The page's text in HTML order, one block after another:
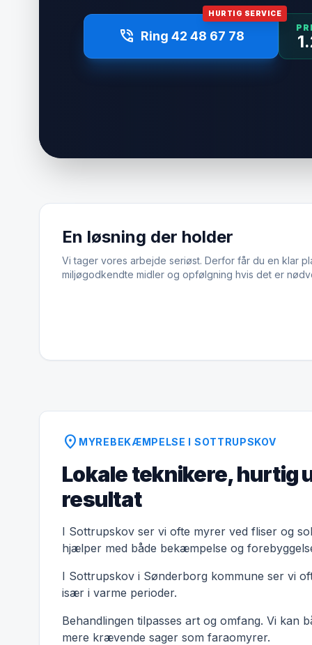
HURTIG SERVICE
phone_in_talk Ring 42 48 67 78
En løsning der holder
Vi tager vores arbejde seriøst. Derfor får du en klar
miljøgodkendte midler og opfølgning hvis det er
location_on MYREBEKÆMPELSE I SOTTRUPSKOV
Lokale teknikere, hurtig
resultat
I Sottrupskov ser vi ofte myrer ved fliser og
hjælper med både bekæmpelse og
I Sottrupskov i Sønderborg kommune ser vi
især i varme perioder.
Behandlingen tilpasses art og omfang. Vi kan
mere krævende sager som faraomyrer.